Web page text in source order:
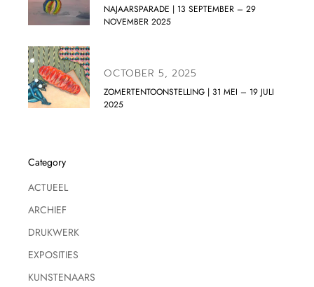
NAJAARSPARADE | 13 SEPTEMBER – 29
NOVEMBER 2025
OCTOBER 5, 2025
ZOMERTENTOONSTELLING | 31 MEI – 19 JULI
2025
Category
ACTUEEL
ARCHIEF
DRUKWERK
EXPOSITIES
KUNSTENAARS